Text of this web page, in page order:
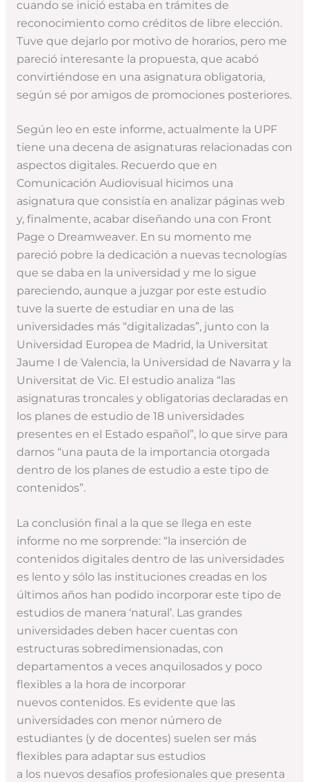
cuando se inició estaba en trámites de
reconocimiento como créditos de libre elección.
Tuve que dejarlo por motivo de horarios, pero me
pareció interesante la propuesta, que acabó
convirtiéndose en una asignatura obligatoria,
según sé por amigos de promociones posteriores.
Según leo en este informe, actualmente la UPF
tiene una decena de asignaturas relacionadas con
aspectos digitales. Recuerdo que en
Comunicación Audiovisual hicimos una
asignatura que consistía en analizar páginas web
y, finalmente, acabar diseñando una con Front
Page o Dreamweaver. En su momento me
pareció pobre la dedicación a nuevas tecnologías
que se daba en la universidad y me lo sigue
pareciendo, aunque a juzgar por este estudio
tuve la suerte de estudiar en una de las
universidades más “digitalizadas”, junto con la
Universidad Europea de Madrid, la Universitat
Jaume I de Valencia, la Universidad de Navarra y la
Universitat de Vic. El estudio analiza “las
asignaturas troncales y obligatorias declaradas en
los planes de estudio de 18 universidades
presentes en el Estado español”, lo que sirve para
darnos “una pauta de la importancia otorgada
dentro de los planes de estudio a este tipo de
contenidos”.
La conclusión final a la que se llega en este
informe no me sorprende: “la inserción de
contenidos digitales dentro de las universidades
es lento y sólo las instituciones creadas en los
últimos años han podido incorporar este tipo de
estudios de manera ‘natural’. Las grandes
universidades deben hacer cuentas con
estructuras sobredimensionadas, con
departamentos a veces anquilosados y poco
flexibles a la hora de incorporar
nuevos contenidos. Es evidente que las
universidades con menor número de
estudiantes (y de docentes) suelen ser más
flexibles para adaptar sus estudios
a los nuevos desafíos profesionales que presenta